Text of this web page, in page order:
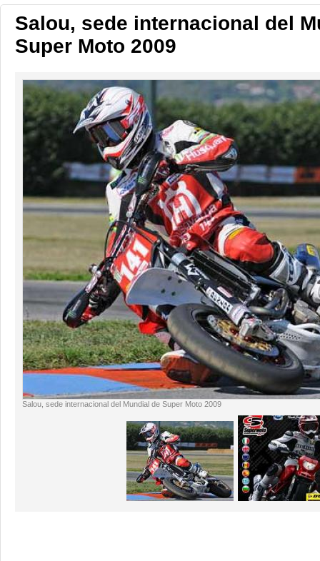
Salou, sede internacional del
Super Moto 2009
Salou, sede internacional del Mundial de Super Moto 2009